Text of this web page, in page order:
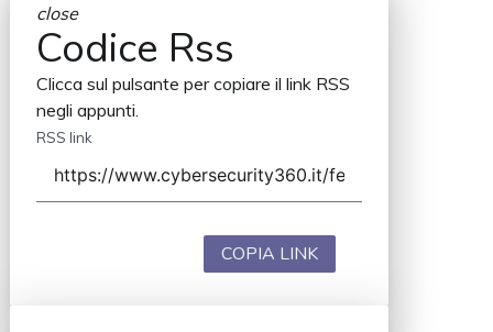
close
Codice Rss
Clicca sul pulsante per copiare il link RSS
negli appunti.
RSS link
COPIA LINK